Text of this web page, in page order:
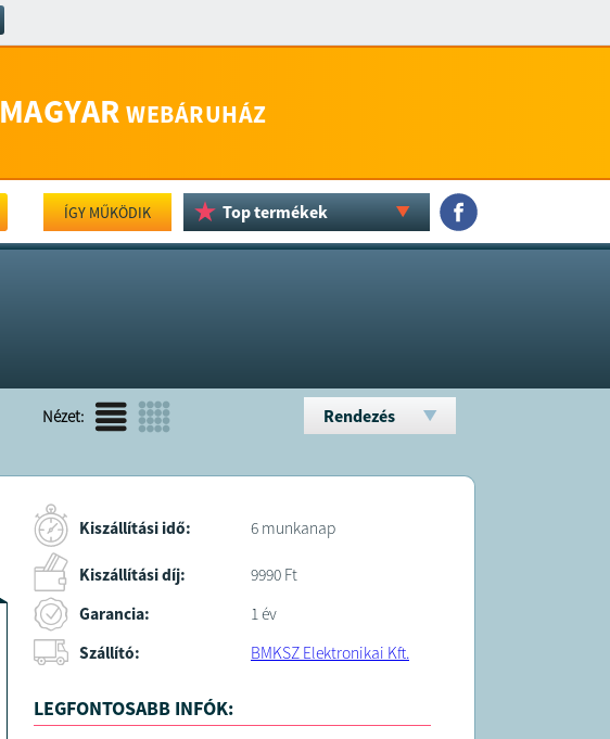
MAGYAR WEBÁRUHÁZ
ÍGY MŰKÖDIK Top termékek
Nézet: Rendezés
Kiszállítási idő: 6 munkanap
Kiszállítási díj:
9990 Ft
Garancia:
1 év
Szállító:
BMKSZ Elektronikai Kft.
LEGFONTOSABB INFÓK: